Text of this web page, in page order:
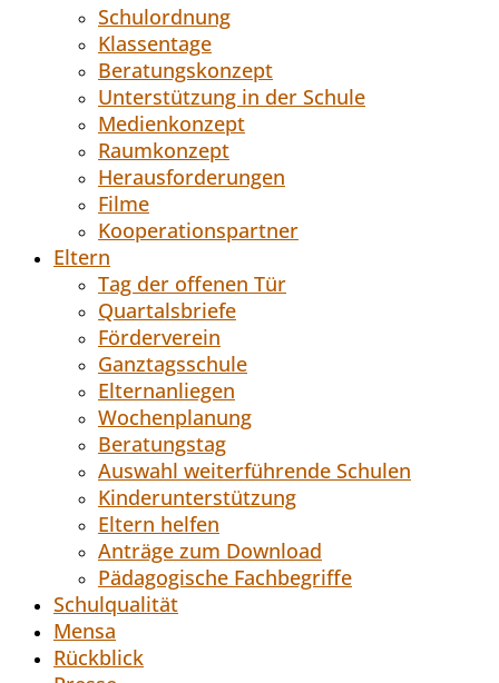
Schulordnung
Klassentage
Beratungskonzept
Unterstützung in der Schule
Medienkonzept
Raumkonzept
Herausforderungen
Filme
Kooperationspartner
Eltern
Tag der offenen Tür
Quartalsbriefe
Förderverein
Ganztagsschule
Elternanliegen
Wochenplanung
Beratungstag
Auswahl weiterführende Schulen
Kinderunterstützung
Eltern helfen
Anträge zum Download
Pädagogische Fachbegriffe
Schulqualität
Mensa
Rückblick